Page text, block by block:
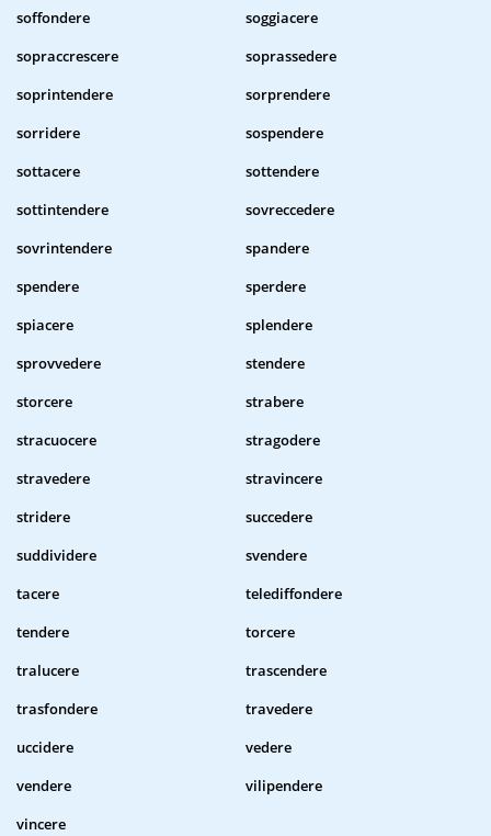
soffondere
soggiacere
sopraccrescere
soprassedere
soprintendere
sorprendere
sorridere
sospendere
sottacere
sottendere
sottintendere
sovreccedere
sovrintendere
spandere
spendere
sperdere
spiacere
splendere
sprovvedere
stendere
storcere
strabere
stracuocere
stragodere
stravedere
stravincere
stridere
succedere
suddividere
svendere
tacere
telediffondere
tendere
torcere
tralucere
trascendere
trasfondere
travedere
uccidere
vedere
vendere
vilipendere
vincere